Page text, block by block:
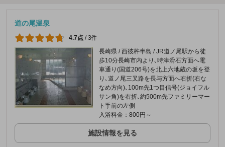
道の尾温泉
4.7点 /3件
長崎県 / 西彼杵半島 / JR道ノ尾駅から徒
歩10分長崎市内より､時津滑石方面へ電
車通り(国道206号)を北上六地蔵の坂を登
り､道ノ尾三叉路を長与方面へ右折(右な
なめ方向)､100m先1つ目信号(ジョイフル
サン角)を右折､約500m先ファミリーマー
ト手前の左側
入浴料金：800円～
施設情報を見る